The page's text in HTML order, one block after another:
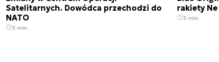
Satelitarnych. Dowódca przechodzi do
NATO
3 min.
rakiety
3 min.